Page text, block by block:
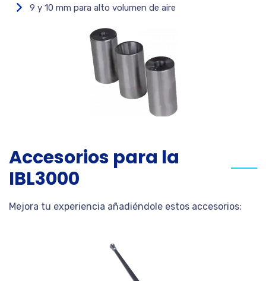
9 y 10 mm para alto volumen de aire
Accesorios para la
IBL3000
Mejora tu experiencia añadiéndole estos accesorios: